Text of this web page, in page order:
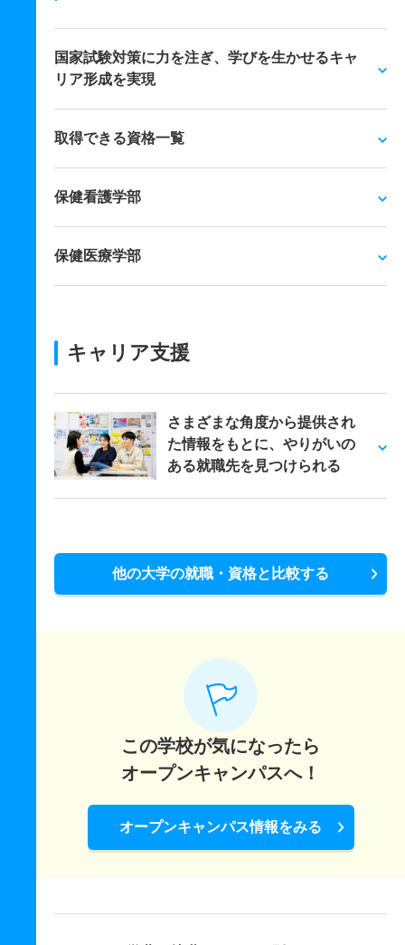
国家試験対策に力を注ぎ、学びを生かせるキャ
リア形成を実現
取得できる資格一覧
保健看護学部
保健医療学部
キャリア支援
さまざまな角度から提供され
た情報をもとに、やりがいの
ある就職先を見つけられる
他の大学の就職・資格と比較する
この学校が気になったら
オープンキャンパスへ！
オープンキャンパス情報をみる